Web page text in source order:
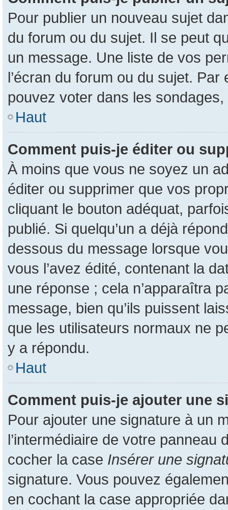
Pour publier un nouveau sujet
du forum ou du sujet. Il se peut
un message. Une liste de vos
l’écran du forum ou du sujet.
pouvez voter dans les sondages,
Haut
Comment puis-je éditer ou
À moins que vous ne soyez un
éditer ou supprimer que vos
cliquant le bouton adéquat,
publié. Si quelqu’un a déjà
dessous du message lorsque
vous l’avez édité, contenant la
une réponse ; cela n’apparaîtra
message, bien qu’ils puissent
que les utilisateurs normaux ne
y a répondu.
Haut
Comment puis-je ajouter une
Pour ajouter une signature à un
l’intermédiaire de votre panneau
cocher la case Insérer une
signature. Vous pouvez
en cochant la case appropriée